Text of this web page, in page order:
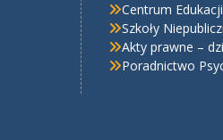
Centrum
Szkoły
Akty prawne –
Poradnictwo